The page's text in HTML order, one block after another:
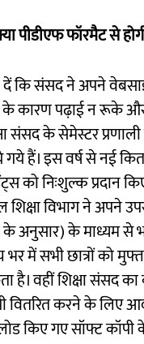
पीडीएफ फॉरमैट से
कि संसद ने अपने
के कारण पढ़ाई न रूके और
संसद के सेमेस्टर
गये हैं। इस वर्ष से नई
को निःशुल्क प्रदान
विभाग ने अपने
के अनुसार) के माध्यम से
भर में सभी छात्रों को
है। वहीं शिक्षा संसद
वितरित करने के लिए
किए गए सॉफ्ट